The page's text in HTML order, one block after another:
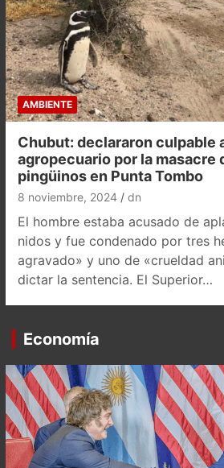
AMBIENTE
Chubut: declararon culpable
agropecuario por la masacre
pingüinos en Punta Tombo
8 noviembre, 2024 dn
El hombre estaba acusado de
nidos y fue condenado por tres
agravado» y uno de «crueldad
dictar la sentencia. El Superior…
Economía